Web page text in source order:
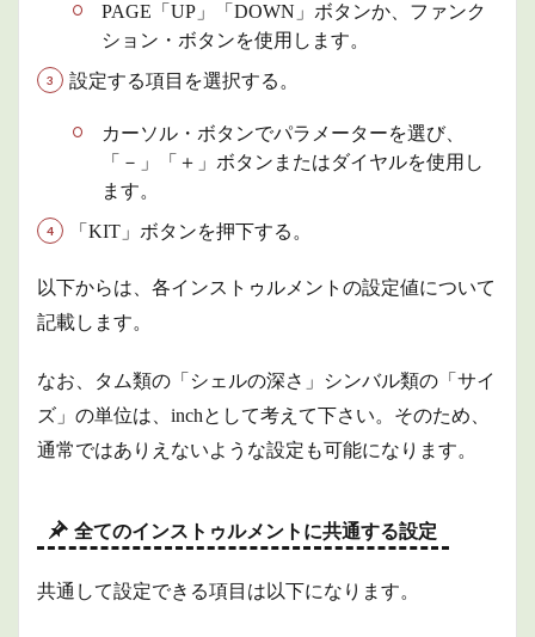
インス
トゥル
に共通
定
1.1.2
KICKに
関する
設定
スネア
に関す
る設定
1.1.4
タムに
関する
ットに
関する
1.1.6
PAGE「UP」「DOWN」ボタンか、ファンク
ション・ボタンを使用します。
設定する項目を選択する。
カーソル・ボタンでパラメーターを選び、
「－」「＋」ボタンまたはダイヤルを使用し
ます。
「KIT」ボタンを押下する。
以下からは、各インストゥルメントの設定値について
記載します。
なお、タム類の「シェルの深さ」シンバル類の「サイ
ズ」の単位は、inchとして考えて下さい。そのため、
通常ではありえないような設定も可能になります。
全てのインストゥルメントに共通する設定
共通して設定できる項目は以下になります。